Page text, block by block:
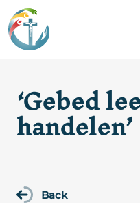
‘Gebed
handelen’
Back